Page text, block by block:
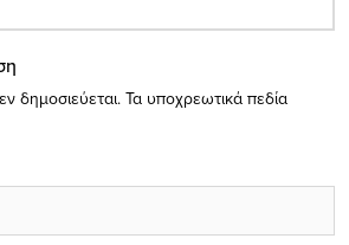
δημοσιεύεται. Τα υποχρεωτικά πεδία